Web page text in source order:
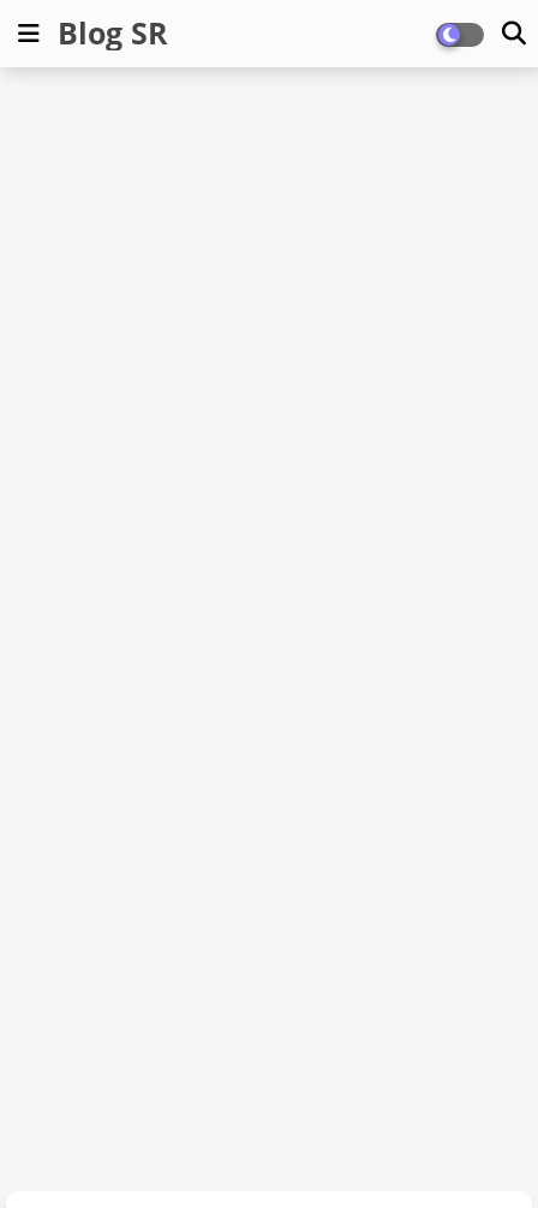
Blog SR